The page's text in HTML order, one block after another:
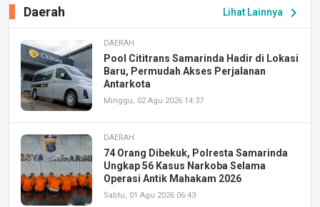
Lihat Lainnya chevron_right
Daerah
DAERAH
Pool Cititrans Samarinda Hadir di Lokasi
Baru, Permudah Akses Perjalanan
Antarkota
Minggu, 02 Agu 2026 14:37
DAERAH
74 Orang Dibekuk, Polresta Samarinda
Ungkap 56 Kasus Narkoba Selama
Operasi Antik Mahakam 2026
Sabtu, 01 Agu 2026 06:43